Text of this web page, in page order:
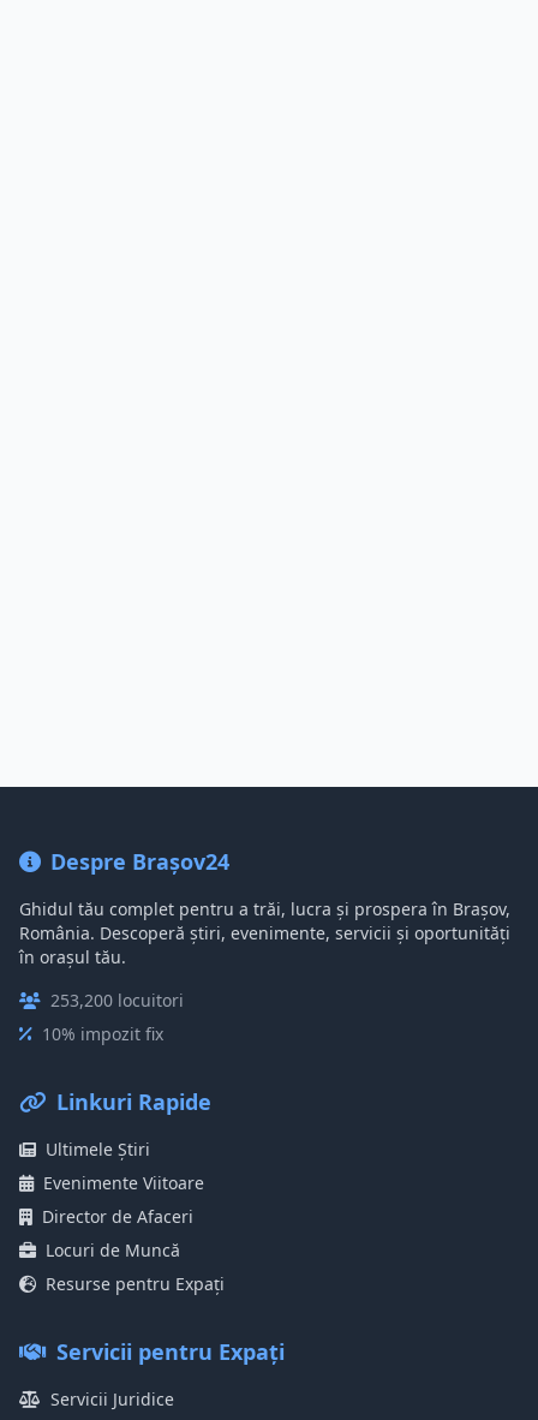
Despre Brașov24
Ghidul tău complet pentru a trăi, lucra și prospera în Brașov,
România. Descoperă știri, evenimente, servicii și oportunități
în orașul tău.
253,200 locuitori
10% impozit fix
Linkuri Rapide
Ultimele Știri
Evenimente Viitoare
Director de Afaceri
Locuri de Muncă
Resurse pentru Expați
Servicii pentru Expați
Servicii Juridice